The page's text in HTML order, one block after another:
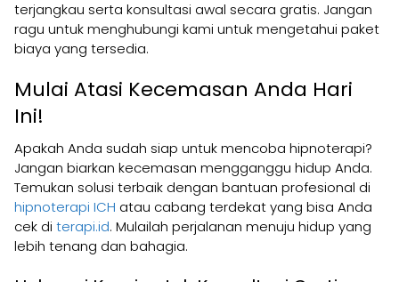
terjangkau serta konsultasi awal secara gratis. Jangan
ragu untuk menghubungi kami untuk mengetahui paket
biaya yang tersedia.
Mulai Atasi Kecemasan Anda Hari
Ini!
Apakah Anda sudah siap untuk mencoba hipnoterapi?
Jangan biarkan kecemasan mengganggu hidup Anda.
Temukan solusi terbaik dengan bantuan profesional di
hipnoterapi ICH atau cabang terdekat yang bisa Anda
cek di terapi.id. Mulailah perjalanan menuju hidup yang
lebih tenang dan bahagia.